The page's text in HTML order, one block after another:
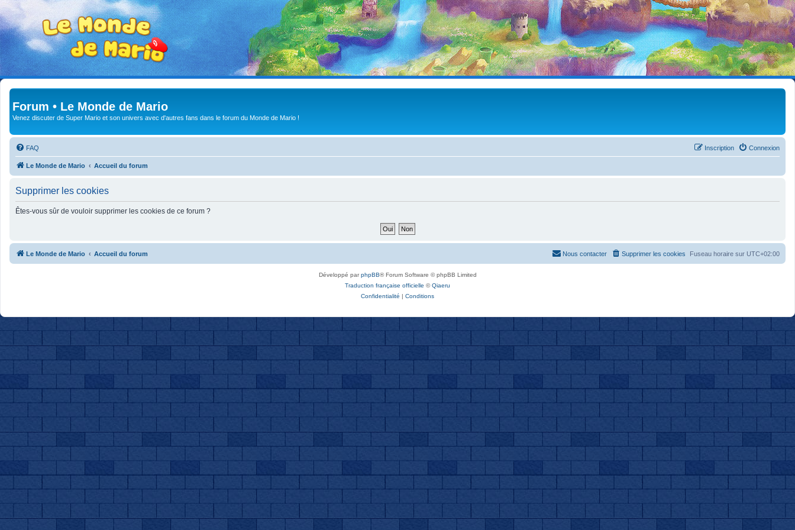
Forum • Le Monde de Mario
Venez discuter de Super Mario et son univers avec d'autres fans dans le forum du Monde de Mario !
FAQ Connexion
Inscription
Le Monde de Mario Accueil du forum
Supprimer les cookies
Êtes-vous sûr de vouloir supprimer les cookies de ce forum ?
Le Monde de Mario Accueil du forum Fuseau horaire sur UTC+02:00
Supprimer les cookies
Nous contacter
Développé parphpBB® Forum Software © phpBB Limited
Traduction française officielle ©Qiaeru
Confidentialité | Conditions